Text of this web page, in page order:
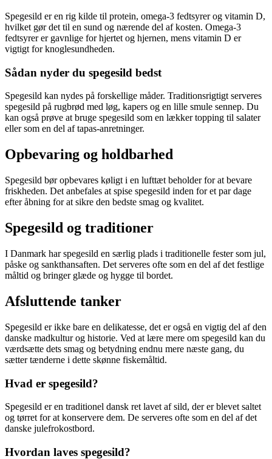
Spegesild er en rig kilde til protein, omega-3 fedtsyrer og vitamin D,
hvilket gør det til en sund og nærende del af kosten. Omega-3
fedtsyrer er gavnlige for hjertet og hjernen, mens vitamin D er
vigtigt for knoglesundheden.
Sådan nyder du spegesild bedst
Spegesild kan nydes på forskellige måder. Traditionsrigtigt serveres
spegesild på rugbrød med løg, kapers og en lille smule sennep. Du
kan også prøve at bruge spegesild som en lækker topping til salater
eller som en del af tapas-anretninger.
Opbevaring og holdbarhed
Spegesild bør opbevares køligt i en lufttæt beholder for at bevare
friskheden. Det anbefales at spise spegesild inden for et par dage
efter åbning for at sikre den bedste smag og kvalitet.
Spegesild og traditioner
I Danmark har spegesild en særlig plads i traditionelle fester som jul,
påske og sankthansaften. Det serveres ofte som en del af det festlige
måltid og bringer glæde og hygge til bordet.
Afsluttende tanker
Spegesild er ikke bare en delikatesse, det er også en vigtig del af den
danske madkultur og historie. Ved at lære mere om spegesild kan du
værdsætte dets smag og betydning endnu mere næste gang, du
sætter tænderne i dette skønne fiskemåltid.
Hvad er spegesild?
Spegesild er en traditionel dansk ret lavet af sild, der er blevet saltet
og tørret for at konservere dem. De serveres ofte som en del af det
danske julefrokostbord.
Hvordan laves spegesild?